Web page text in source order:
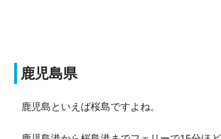
鹿児島県
鹿児島といえば桜島ですよね。